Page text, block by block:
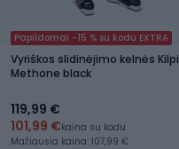
Papildomai -15 % su kodu EXTRA
Vyriškos slidinėjimo kelnės Kilpi
Methone black
119,99 €
101,99 €kaina su kodu
Mažiausia kaina: 107,99 €